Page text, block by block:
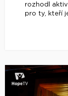
rozhodl
pro ty, kteří